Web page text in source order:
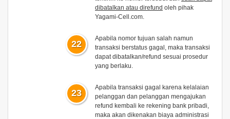
dibatalkan atau direfund oleh pihak
Yagami-Cell.com.
22
Apabila nomor tujuan salah namun
transaksi berstatus gagal , maka transaksi
dapat dibatalkan/refund sesuai prosedur
yang berlaku.
23
Apabila transaksi gagal karena kelalaian
pelanggan dan pelanggan mengajukan
refund kembali ke rekening bank pribadi,
maka akan dikenakan biaya administrasi